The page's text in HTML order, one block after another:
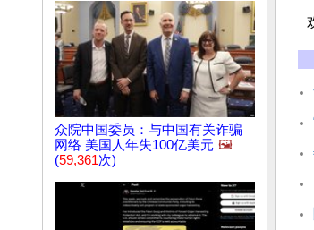
众院中国委员：与中国有关诈骗
网络 美国人年失100亿美元 🖼️
(59,361次)